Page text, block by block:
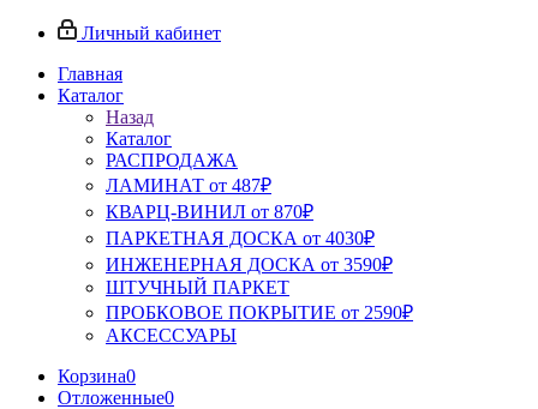
Личный кабинет
Главная
Каталог
Назад
Каталог
РАСПРОДАЖА
ЛАМИНАТ от 487₽
КВАРЦ-ВИНИЛ от 870₽
ПАРКЕТНАЯ ДОСКА от 4030₽
ИНЖЕНЕРНАЯ ДОСКА от 3590₽
ШТУЧНЫЙ ПАРКЕТ
ПРОБКОВОЕ ПОКРЫТИЕ от 2590₽
АКСЕССУАРЫ
Корзина0
Отложенные0